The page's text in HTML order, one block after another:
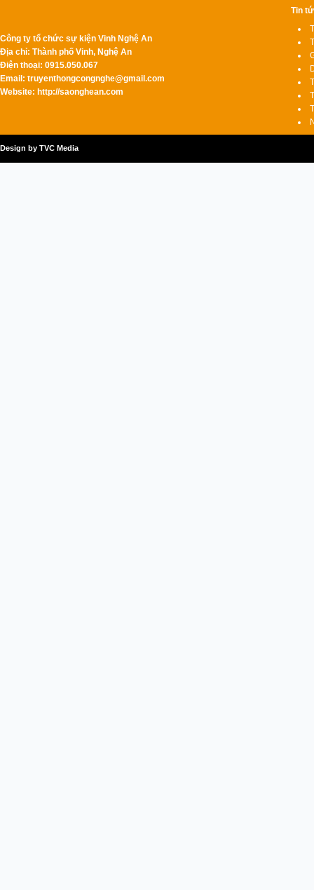
Công ty tổ chức sự kiện Vinh Nghệ An
Địa chỉ: Thành phố Vinh, Nghệ An
Điện thoại: 0915.050.067
Email: truyenthongcongnghe@gmail.com
Website: http://saonghean.com
Tin
Design by TVC Media